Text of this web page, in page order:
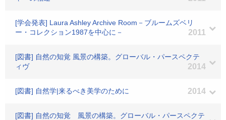
[学会発表] Laura Ashley Archive Room－ブルームズベリ
ー・コレクション1987を中心に－
2011
[図書] 自然の知覚 風景の構築。グローバル・パースペクテ
ィヴ
2014
[図書] 自然学|来るべき美学のために 2014
[図書] 自然の知覚 風景の構築。グローバル・パースペクテ